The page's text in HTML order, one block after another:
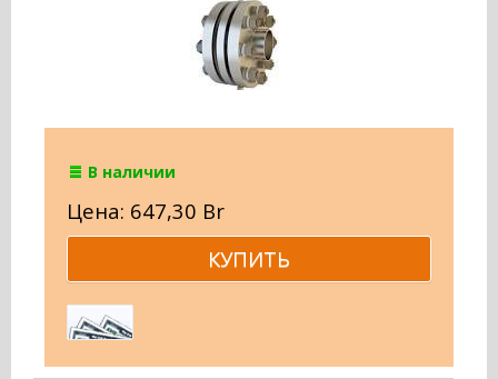
В наличии
Цена: 647,30 Br